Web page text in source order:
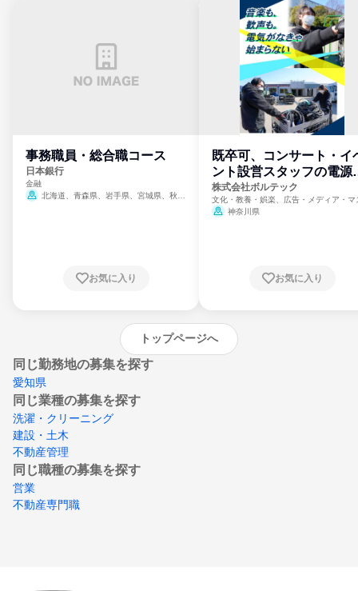
事務職員・総合職コース
日本銀行
金融
北海道、青森県、岩手県、宮城県、秋田
崎県、熊本県、大分県、宮崎県、鹿児島県、
お気に入り
既卒可、コンサート・イ
ント設営スタッフの電源
門
株式会社ボルテック
文化・教養・娯楽、広告・メディア・マ
ミ、電力・ガス・水道・エネルギー
神奈川県
お気に入り
トップページへ
同じ勤務地の募集を探す
愛知県
同じ業種の募集を探す
洗濯・クリーニング
建設・土木
不動産管理
同じ職種の募集を探す
営業
不動産専門職